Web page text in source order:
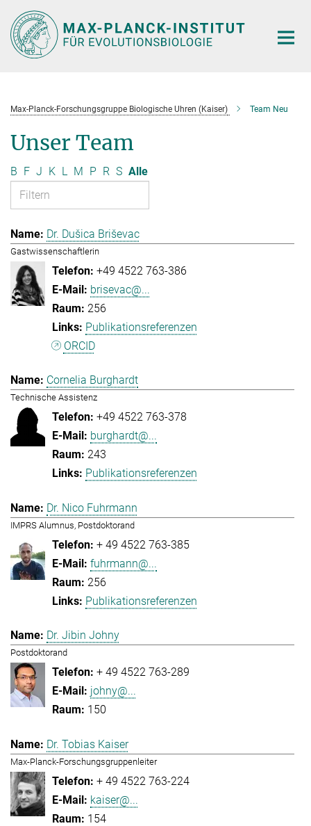
Hauptinhalt
Max-Planck-Forschungsgruppe Biologische Uhren (Kaiser) Team Neu
Unser Team
B F J K L M P R S Alle
Dr. Dušica Briševac
Gastwissenschaftlerin
+49 4522 763-386
brisevac@...
256
Publikationsreferenzen
ORCID
Cornelia Burghardt
Technische Assistenz
+49 4522 763-378
burghardt@...
243
Publikationsreferenzen
Dr. Nico Fuhrmann
IMPRS Alumnus, Postdoktorand
+ 49 4522 763-385
fuhrmann@...
256
Publikationsreferenzen
Dr. Jibin Johny
Postdoktorand
+ 49 4522 763-289
johny@...
150
Dr. Tobias Kaiser
Max-Planck-Forschungsgruppenleiter
+ 49 4522 763-224
kaiser@...
154